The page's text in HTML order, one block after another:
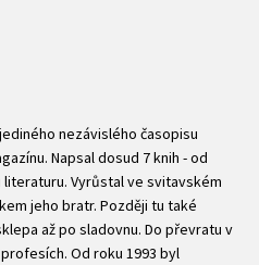
nezávislého časopisu
Napsal dosud 7 knih - od
literaturu. Vyrůstal ve svitavském
jeho bratr. Později tu také
až po sladovnu. Do převratu v
Od roku 1993 byl